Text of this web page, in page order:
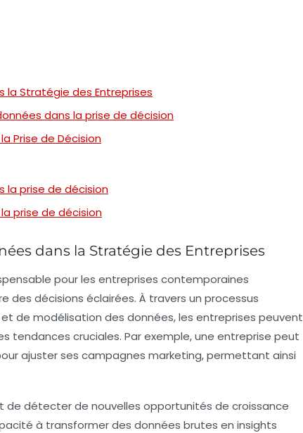
la Stratégie des Entreprises
dans la prise de décision
Prise de Décision
la prise de décision
prise de décision
dans la Stratégie des Entreprises
pour les entreprises contemporaines
des décisions éclairées. À travers un processus
et de modélisation des données, les entreprises peuvent
tendances cruciales. Par exemple, une entreprise peut
ajuster ses campagnes marketing, permettant ainsi
de détecter de nouvelles opportunités de croissance
à transformer des données brutes en insights